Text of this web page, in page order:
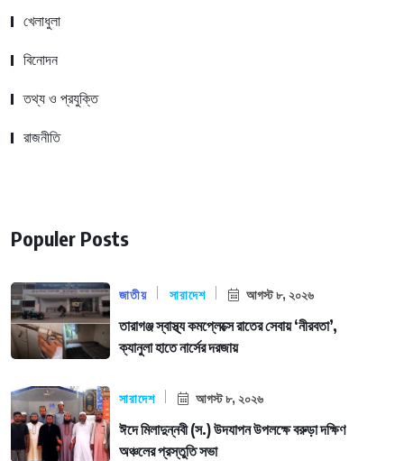
খেলাধুলা
বিনোদন
তথ্য ও প্রযুক্তি
রাজনীতি
Populer Posts
জাতীয় সারাদেশ আগস্ট ৮, ২০২৬
তারাগঞ্জ স্বাস্থ্য কমপ্লেক্সে রাতের সেবায় ‘নীরবতা’,
ক্যানুলা হাতে নার্সের দরজায়
সারাদেশ আগস্ট ৮, ২০২৬
ঈদে মিলাদুন্নবী (স.) উদযাপন উপলক্ষে বরুড়া দক্ষিণ
অঞ্চলের প্রস্তুতি সভা